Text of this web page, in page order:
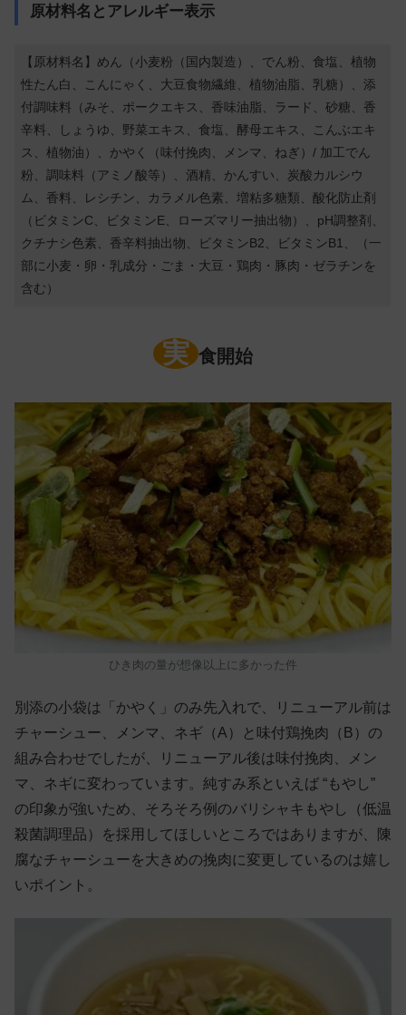
原材料名とアレルギー表示
【原材料名】めん（小麦粉（国内製造）、でん粉、食塩、植物
性たん白、こんにゃく、大豆食物繊維、植物油脂、乳糖）、添
付調味料（みそ、ポークエキス、香味油脂、ラード、砂糖、香
辛料、しょうゆ、野菜エキス、食塩、酵母エキス、こんぶエキ
ス、植物油）、かやく（味付挽肉、メンマ、ねぎ）/ 加工でん
粉、調味料（アミノ酸等）、酒精、かんすい、炭酸カルシウ
ム、香料、レシチン、カラメル色素、増粘多糖類、酸化防止剤
（ビタミンC、ビタミンE、ローズマリー抽出物）、pH調整剤、
クチナシ色素、香辛料抽出物、ビタミンB2、ビタミンB1、（一
部に小麦・卵・乳成分・ごま・大豆・鶏肉・豚肉・ゼラチンを
含む）
実 食開始
ひき肉の量が想像以上に多かった件
別添の小袋は「かやく」のみ先入れで、リニューアル前は
チャーシュー、メンマ、ネギ（A）と味付鶏挽肉（B）の
組み合わせでしたが、リニューアル後は味付挽肉、メン
マ、ネギに変わっています。純すみ系といえば “もやし”
の印象が強いため、そろそろ例のバリシャキもやし（低温
殺菌調理品）を採用してほしいところではありますが、陳
腐なチャーシューを大きめの挽肉に変更しているのは嬉し
いポイント。